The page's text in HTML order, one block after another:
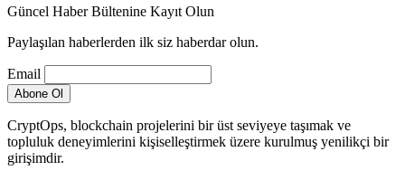
Güncel Haber Bültenine Kayıt Olun
Paylaşılan haberlerden ilk siz haberdar olun.
Email
CryptOps, blockchain projelerini bir üst seviyeye taşımak ve
topluluk deneyimlerini kişiselleştirmek üzere kurulmuş yenilikçi bir
girişimdir.